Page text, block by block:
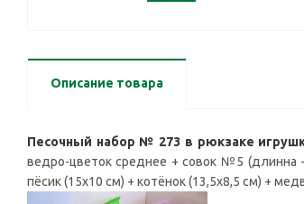
Описание товара
Песочный набор № 273 в рюкзаке
ведро-цветок среднее + совок №5 (длинна
пёсик (15х10 см) + котёнок (13,5х8,5 см) +